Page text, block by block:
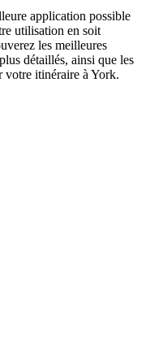
application possible
utilisation en soit
les meilleures
détaillés, ainsi que les
votre itinéraire à York.